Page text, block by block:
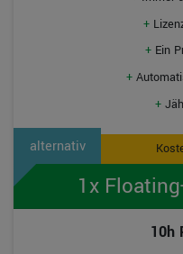
+
+ Ein
+
+
1x
10h